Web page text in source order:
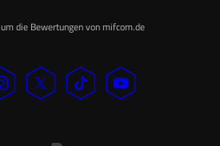
die Bewertungen von mifcom.de